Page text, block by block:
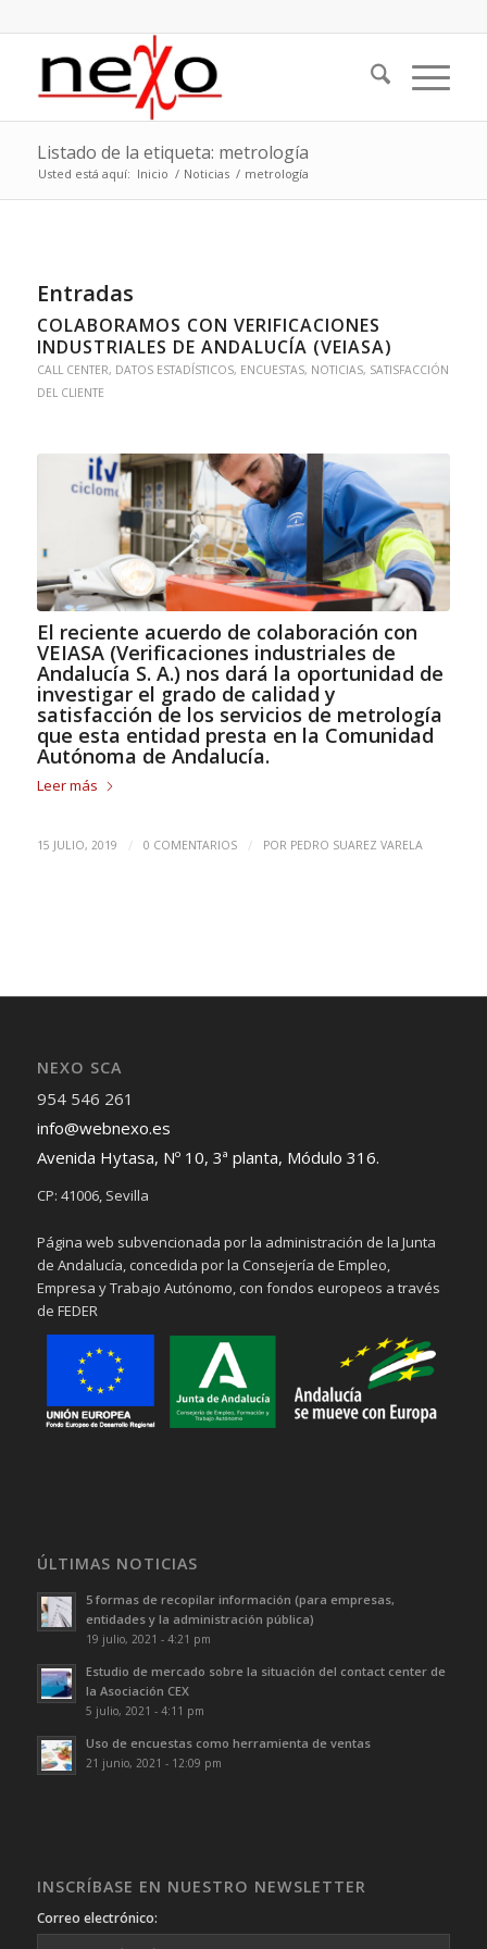
Listado de la etiqueta: metrología
Usted está aquí: Inicio / Noticias / metrología
Entradas
COLABORAMOS CON VERIFICACIONES
INDUSTRIALES DE ANDALUCÍA (VEIASA)
CALL CENTER, DATOS ESTADÍSTICOS, ENCUESTAS, NOTICIAS, SATISFACCIÓN
DEL CLIENTE
El reciente acuerdo de colaboración con
VEIASA (Verificaciones industriales de
Andalucía S. A.) nos dará la oportunidad de
investigar el grado de calidad y
satisfacción de los servicios de metrología
que esta entidad presta en la Comunidad
Autónoma de Andalucía.
Leer más
15 JULIO, 2019 / 0 COMENTARIOS / POR PEDRO SUAREZ VARELA
NEXO SCA
954 546 261
info@webnexo.es
Avenida Hytasa, Nº 10, 3ª planta, Módulo 316.
CP: 41006, Sevilla
Página web subvencionada por la administración de la Junta
de Andalucía, concedida por la Consejería de Empleo,
Empresa y Trabajo Autónomo, con fondos europeos a través
de FEDER
ÚLTIMAS NOTICIAS
5 formas de recopilar información (para empresas,
entidades y la administración pública)
19 julio, 2021 - 4:21 pm
Estudio de mercado sobre la situación del contact center de
la Asociación CEX
5 julio, 2021 - 4:11 pm
Uso de encuestas como herramienta de ventas
21 junio, 2021 - 12:09 pm
INSCRÍBASE EN NUESTRO NEWSLETTER
Correo electrónico: